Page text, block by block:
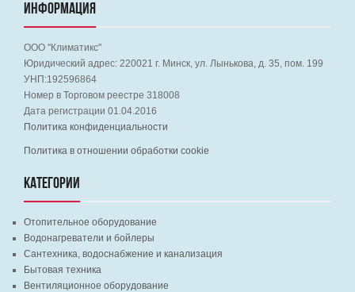
ИНФОРМАЦИЯ
ООО "Климатикс"
Юридический адрес: 220021 г. Минск, ул. Лынькова, д. 35, пом. 199
УНП:192596864
Номер в Торговом реестре 318008
Дата регистрации 01.04.2016
Политика конфиденциальности
Политика в отношении обработки cookie
КАТЕГОРИИ
Отопительное оборудование
Водонагреватели и бойлеры
Сантехника, водоснабжение и канализация
Бытовая техника
Вентиляционное оборудование